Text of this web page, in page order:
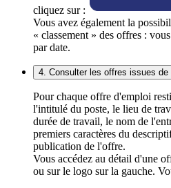
cliquez sur :
Vous avez également la
« classement » des offres :
par date.
4. Consulter les offres issues de
Pour chaque offre d'emploi
l'intitulé du poste, le lieu de
durée de travail, le nom de
premiers caractères du
publication de l'offre.
Vous accédez au détail d'une
ou sur le logo sur la gauche.